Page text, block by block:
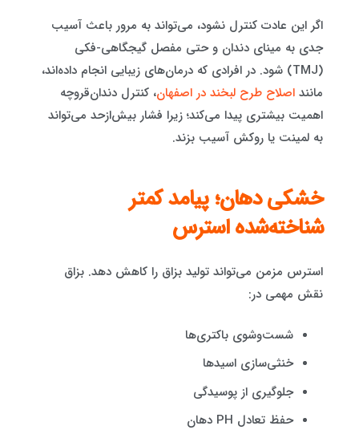
اگر این عادت کنترل نشود، می‌تواند به مرور باعث آسیب
جدی به مینای دندان و حتی مفصل گیجگاهی-فکی
(TMJ) شود. در افرادی که درمان‌های زیبایی انجام داده‌اند،
مانند اصلاح طرح لبخند در اصفهان، کنترل دندان‌قروچه
اهمیت بیشتری پیدا می‌کند؛ زیرا فشار بیش‌ازحد می‌تواند
به لمینت یا روکش آسیب بزند.
خشکی دهان؛ پیامد کمتر
شناخته‌شده استرس
استرس مزمن می‌تواند تولید بزاق را کاهش دهد. بزاق
نقش مهمی در:
شست‌وشوی باکتری‌ها
خنثی‌سازی اسیدها
جلوگیری از پوسیدگی
حفظ تعادل PH دهان